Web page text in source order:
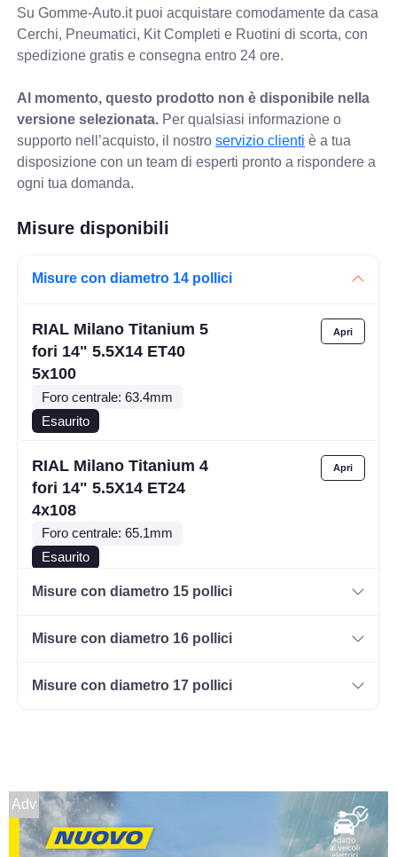
Su Gomme-Auto.it puoi acquistare comodamente da casa
Cerchi, Pneumatici, Kit Completi e Ruotini di scorta, con
spedizione gratis e consegna entro 24 ore.
Al momento, questo prodotto non è disponibile nella
versione selezionata. Per qualsiasi informazione o
supporto nell’acquisto, il nostroservizio clienti è a tua
disposizione con un team di esperti pronto a rispondere a
ogni tua domanda.
Misure disponibili
Misure con diametro 14 pollici
RIAL Milano Titanium 5
fori 14" 5.5X14 ET40
5x100
Foro centrale: 63.4mm
Esaurito
RIAL Milano Titanium 4
fori 14" 5.5X14 ET24
4x108
Foro centrale: 65.1mm
Esaurito
RIAL Milano Titanium 4
4x108
Esaurito
Foro centrale: 63.3mm
Disponibile
Misure con diametro 15 pollici
Misure con diametro 16 pollici
Misure con diametro 17 pollici
Adv